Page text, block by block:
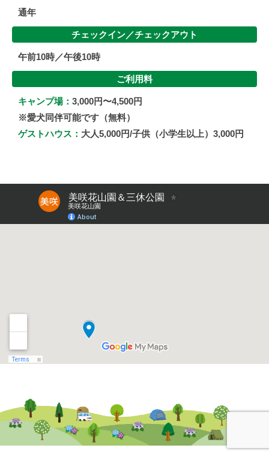
通年
チェックイン／チェックアウト
午前10時／午後10時
ご利用料
キャンプ場： 3,000円〜4,500円
※愛犬同伴可能です（無料）
ゲストハウス： 大人5,000円/子供（小学生以上）3,000円